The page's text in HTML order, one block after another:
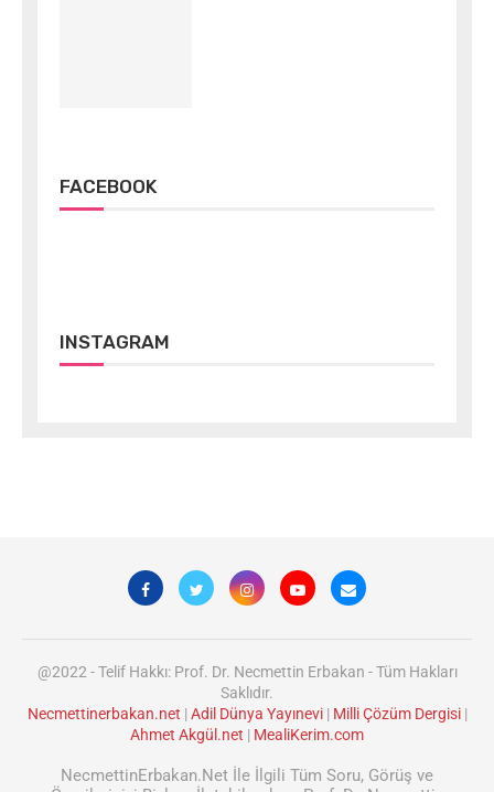
FACEBOOK
INSTAGRAM
@2022 - Telif Hakkı: Prof. Dr. Necmettin Erbakan - Tüm Hakları
Saklıdır.
Necmettinerbakan.net | Adil Dünya Yayınevi| Milli Çözüm Dergisi|
Ahmet Akgül.net | MealiKerim.com
NecmettinErbakan.Net İle İlgili Tüm Soru, Görüş ve